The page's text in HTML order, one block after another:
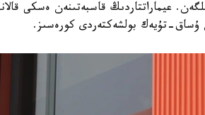
عيماراتتاردىڭ قاسبەتىنەن ەسكى
ۇساق-تۇيەك بولشەكتەردى كورەسىز.